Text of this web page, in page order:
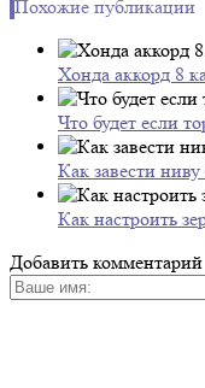
Похожие публикации
Хонда аккорд 8
Что будет если
Как завести
Как настроить
Добавить комментарий